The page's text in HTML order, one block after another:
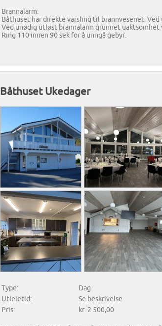
Brannalarm:
Båthuset har direkte varsling til brannvesenet.
Ved unødig utløst brannalarm grunnet
Ring 110 innen 90 sek for å unngå gebyr.
Båthuset Ukedager
Type:
Dag
Utleietid:
Se beskrivelse
Pris:
kr. 2 500,00